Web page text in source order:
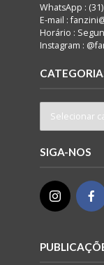
WhatsApp :
E-mail :
Horário :
Instagram :
SIGA-NOS